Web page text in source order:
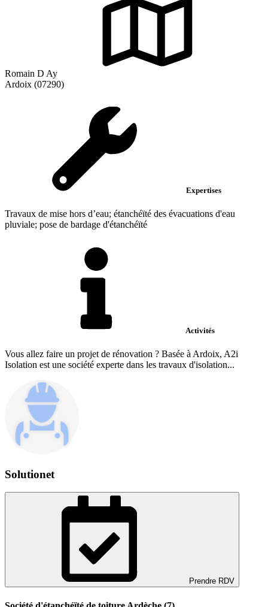
Romain D Ay
Ardoix (07290)
Expertises
Travaux de mise hors d’eau; étanchéïté des évacuations d'eau
pluviale; pose de bardage d'étanchéïté
Activités
Vous allez faire un projet de rénovation ? Basée à Ardoix, A2i
Isolation est une société experte dans les travaux d'isolation...
Solutionet
Prendre RDV